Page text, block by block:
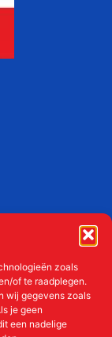
zoals
of te raadplegen.
wij gegevens zoals
je geen
een nadelige